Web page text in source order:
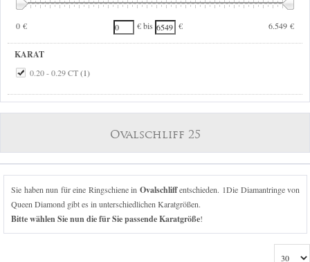
0 € 6.549 €
€ bis €
KARAT
0.20 - 0.29 CT(1)
Ovalschliff 25
Sie haben nun für eine Ringschiene in Ovalschliffentschieden. 1Die Diamantringe von
Queen Diamond gibt es in unterschiedlichen Karatgrößen.
Bitte wählen Sie nun die für Sie passende Karatgröße!